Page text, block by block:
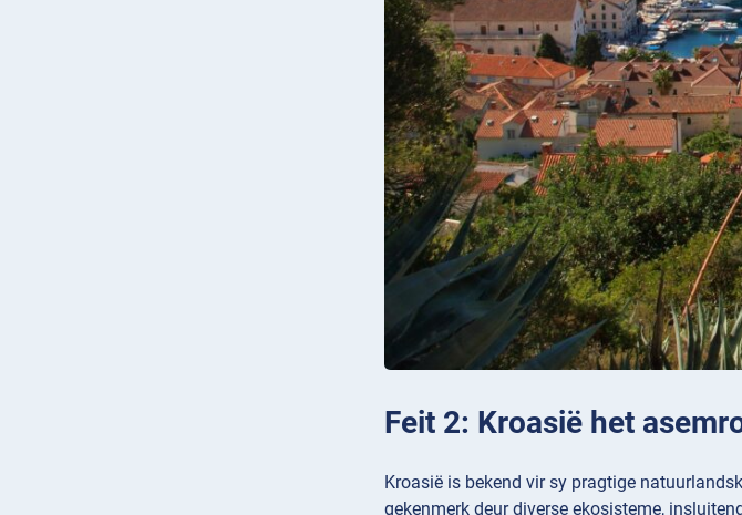
Feit 2: Kroasië het
Kroasië is bekend vir sy pragtige
gekenmerk deur diverse ekosisteme,